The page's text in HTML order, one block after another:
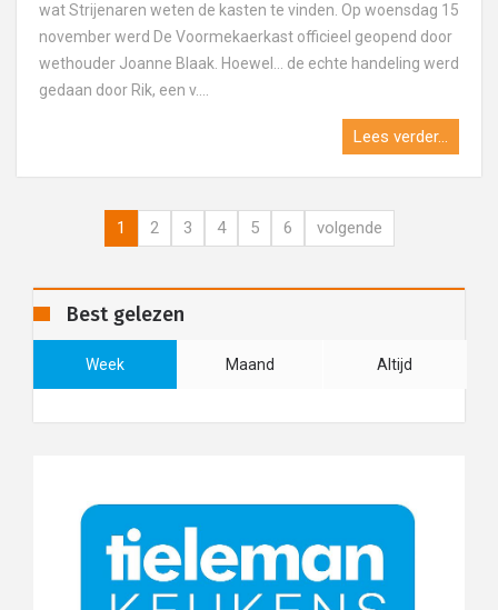
wat Strijenaren weten de kasten te vinden. Op woensdag 15
november werd De Voormekaerkast officieel geopend door
wethouder Joanne Blaak. Hoewel… de echte handeling werd
gedaan door Rik, een v....
Lees verder...
1 2 3 4 5 6 volgende
Best gelezen
Week Maand Altijd